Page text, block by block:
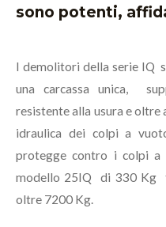
sono potenti,
I demolitori della serie IQ
una carcassa unica,
resistente alla usura e
idraulica dei colpi a
protegge contro i colpi
modello 25IQ di 330 Kg
oltre 7200 Kg.